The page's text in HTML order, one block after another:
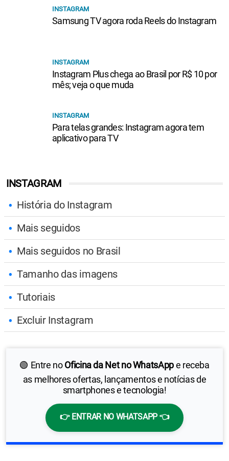
INSTAGRAM
História do Instagram
Mais seguidos
Mais seguidos no Brasil
Tamanho das imagens
Tutoriais
Excluir Instagram
🟢 Entre noOficina da Net no WhatsAppe receba
as melhores ofertas, lançamentos e notícias de
smartphones e tecnologia!
👉 ENTRAR NO WHATSAPP 👈
INSTAGRAM
Samsung TV agora roda Reels do Instagram
INSTAGRAM
Instagram Plus chega ao Brasil por R$ 10 por
mês; veja o que muda
INSTAGRAM
Para telas grandes: Instagram agora tem
aplicativo para TV